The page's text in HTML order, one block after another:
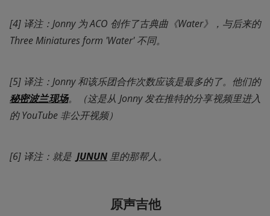
[4] 译注：Jonny 为 ACO 创作了古典曲《Water》，与后来的
Three Miniatures form 'Water' 不同。
[5] 译注：Jonny 和该乐团合作次数应该是最多的了。他们的
秘密波兰现场。（这是从 Jonny 发在推特的分享视频里进入
的 YouTube 非公开视频）
[6] 译注：就是 JUNUN 里的那帮人。
原声吉他